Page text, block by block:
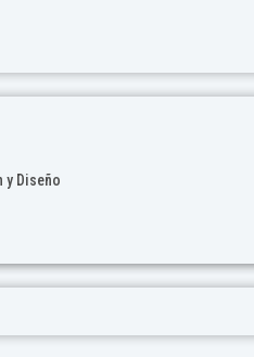
y Diseño